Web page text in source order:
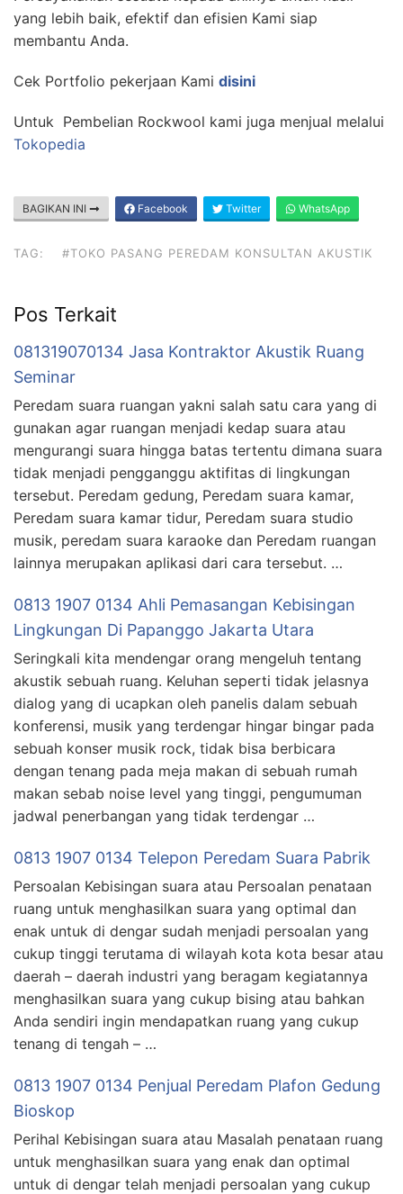
yang lebih baik, efektif dan efisien Kami siap
membantu Anda.
Cek Portfolio pekerjaan Kami disini
Untuk Pembelian Rockwool kami juga menjual melalui
Tokopedia
BAGIKAN INI Facebook Twitter WhatsApp
TAG: #TOKO PASANG PEREDAM KONSULTAN AKUSTIK
Pos Terkait
081319070134 Jasa Kontraktor Akustik Ruang
Seminar
Peredam suara ruangan yakni salah satu cara yang di
gunakan agar ruangan menjadi kedap suara atau
mengurangi suara hingga batas tertentu dimana suara
tidak menjadi pengganggu aktifitas di lingkungan
tersebut. Peredam gedung, Peredam suara kamar,
Peredam suara kamar tidur, Peredam suara studio
musik, peredam suara karaoke dan Peredam ruangan
lainnya merupakan aplikasi dari cara tersebut. …
0813 1907 0134 Ahli Pemasangan Kebisingan
Lingkungan Di Papanggo Jakarta Utara
Seringkali kita mendengar orang mengeluh tentang
akustik sebuah ruang. Keluhan seperti tidak jelasnya
dialog yang di ucapkan oleh panelis dalam sebuah
konferensi, musik yang terdengar hingar bingar pada
sebuah konser musik rock, tidak bisa berbicara
dengan tenang pada meja makan di sebuah rumah
makan sebab noise level yang tinggi, pengumuman
jadwal penerbangan yang tidak terdengar …
0813 1907 0134 Telepon Peredam Suara Pabrik
Persoalan Kebisingan suara atau Persoalan penataan
ruang untuk menghasilkan suara yang optimal dan
enak untuk di dengar sudah menjadi persoalan yang
cukup tinggi terutama di wilayah kota kota besar atau
daerah – daerah industri yang beragam kegiatannya
menghasilkan suara yang cukup bising atau bahkan
Anda sendiri ingin mendapatkan ruang yang cukup
tenang di tengah – …
0813 1907 0134 Penjual Peredam Plafon Gedung
Bioskop
Perihal Kebisingan suara atau Masalah penataan ruang
untuk menghasilkan suara yang enak dan optimal
untuk di dengar telah menjadi persoalan yang cukup